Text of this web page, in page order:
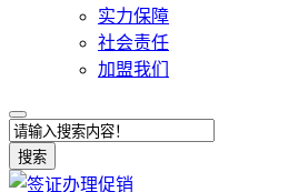
实力保障
社会责任
加盟我们
搜索